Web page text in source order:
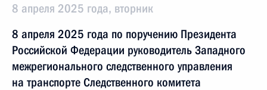
8 апреля 2025 года, вторник
8 апреля 2025 года по поручению Президента
Российской Федерации руководитель Западного
межрегионального следственного управления
на транспорте Следственного комитета